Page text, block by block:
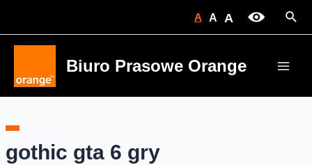
A A A
Biuro Prasowe Orange
gothic gta 6 gry